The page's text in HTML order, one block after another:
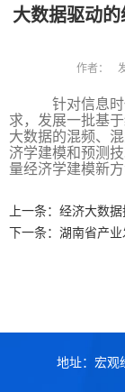
大数据驱动
作者：
针对信息
求，发展一批基
大数据的混频、
济学建模和预测
量经济学建模新
上一条： 经济大数
下一条： 湖南省产
地址：宏观